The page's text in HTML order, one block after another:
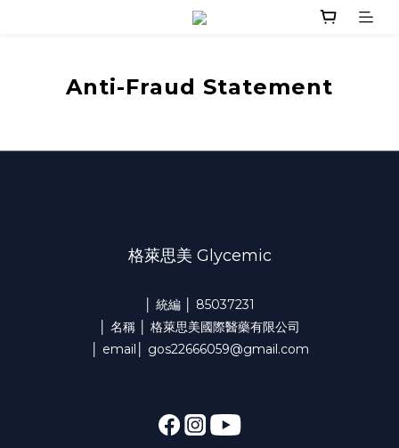
Anti-Fraud Statement
格萊思美 Glycemic
│ 統編 │ 85037231
│ 名稱 │ 格萊思美國際醫藥有限公司
│ email│ gos22666059@gmail.com